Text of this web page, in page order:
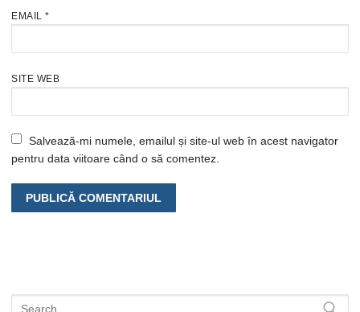
EMAIL *
SITE WEB
Salvează-mi numele, emailul și site-ul web în acest navigator
pentru data viitoare când o să comentez.
Caută